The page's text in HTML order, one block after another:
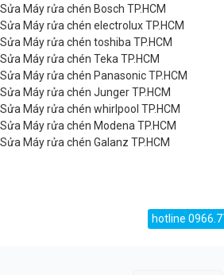
Sửa Máy rửa chén Bosch TP.HCM
Sửa Máy rửa chén electrolux TP.HCM
Sửa Máy rửa chén toshiba TP.HCM
Sửa Máy rửa chén Teka TP.HCM
Sửa Máy rửa chén Panasonic TP.HCM
Sửa Máy rửa chén Junger TP.HCM
Sửa Máy rửa chén whirlpool TP.HCM
Sửa Máy rửa chén Modena TP.HCM
Sửa Máy rửa chén Galanz TP.HCM
hotline